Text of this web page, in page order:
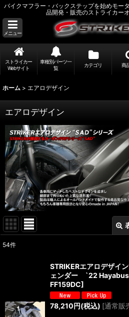
バイクマフラー・バックステップを始めモー
品開発・販売のストライカー
メニュー
ストライカー
Webサイト
車種別パーツ一
覧
カテゴリ 商
ホーム > エアロデザイン
エアロデザイン
並び順:
54件
STRIKERエアロデザイ
ェンダー `22
FF159DC]
78,210円(税込) [通常販